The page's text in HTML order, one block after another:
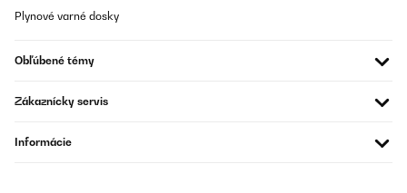
Plynové varné dosky
Obľúbené témy
Zákaznícky servis
Informácie